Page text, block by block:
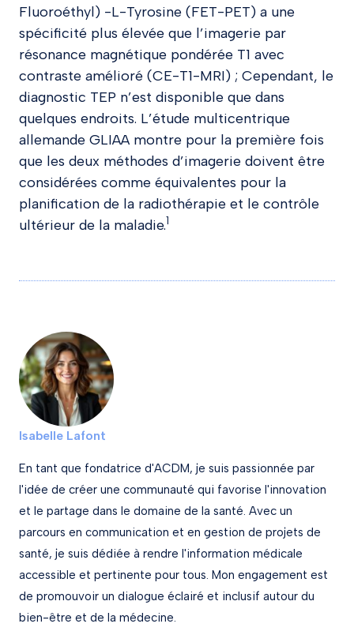
Fluoroéthyl) -L-Tyrosine (FET-PET) a une
spécificité plus élevée que l’imagerie par
résonance magnétique pondérée T1 avec
contraste amélioré (CE-T1-MRI) ; Cependant, le
diagnostic TEP n’est disponible que dans
quelques endroits. L’étude multicentrique
allemande GLIAA montre pour la première fois
que les deux méthodes d’imagerie doivent être
considérées comme équivalentes pour la
planification de la radiothérapie et le contrôle
ultérieur de la maladie.1
Isabelle Lafont
En tant que fondatrice d'ACDM, je suis passionnée par
l'idée de créer une communauté qui favorise l'innovation
et le partage dans le domaine de la santé. Avec un
parcours en communication et en gestion de projets de
santé, je suis dédiée à rendre l'information médicale
accessible et pertinente pour tous. Mon engagement est
de promouvoir un dialogue éclairé et inclusif autour du
bien-être et de la médecine.